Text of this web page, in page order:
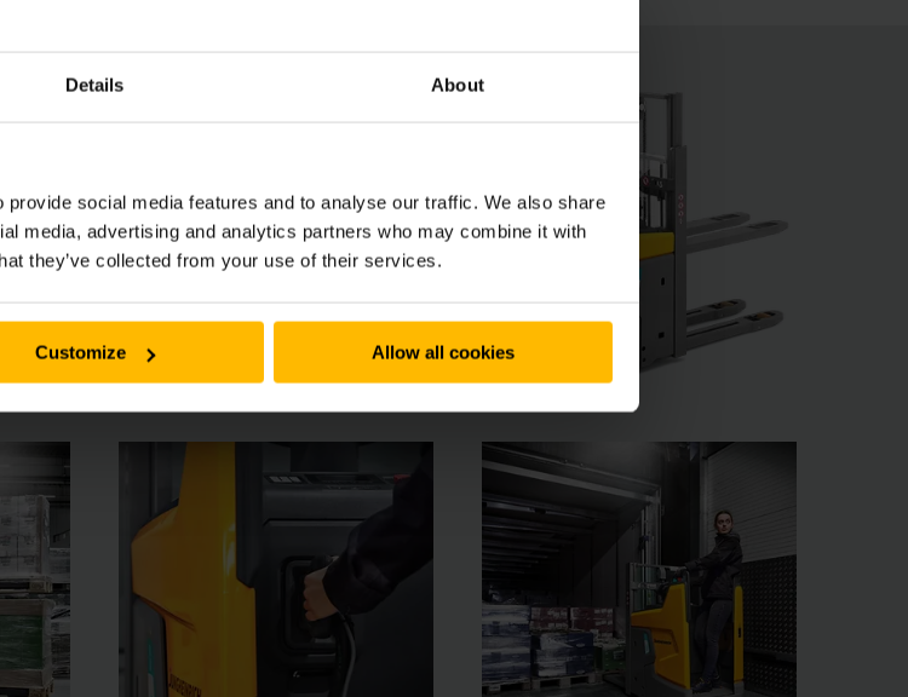
Details About
social media features and to analyse our traffic. We also share
media, advertising and analytics partners who may combine it with
they’ve collected from your use of their services.
Customize Allow all cookies